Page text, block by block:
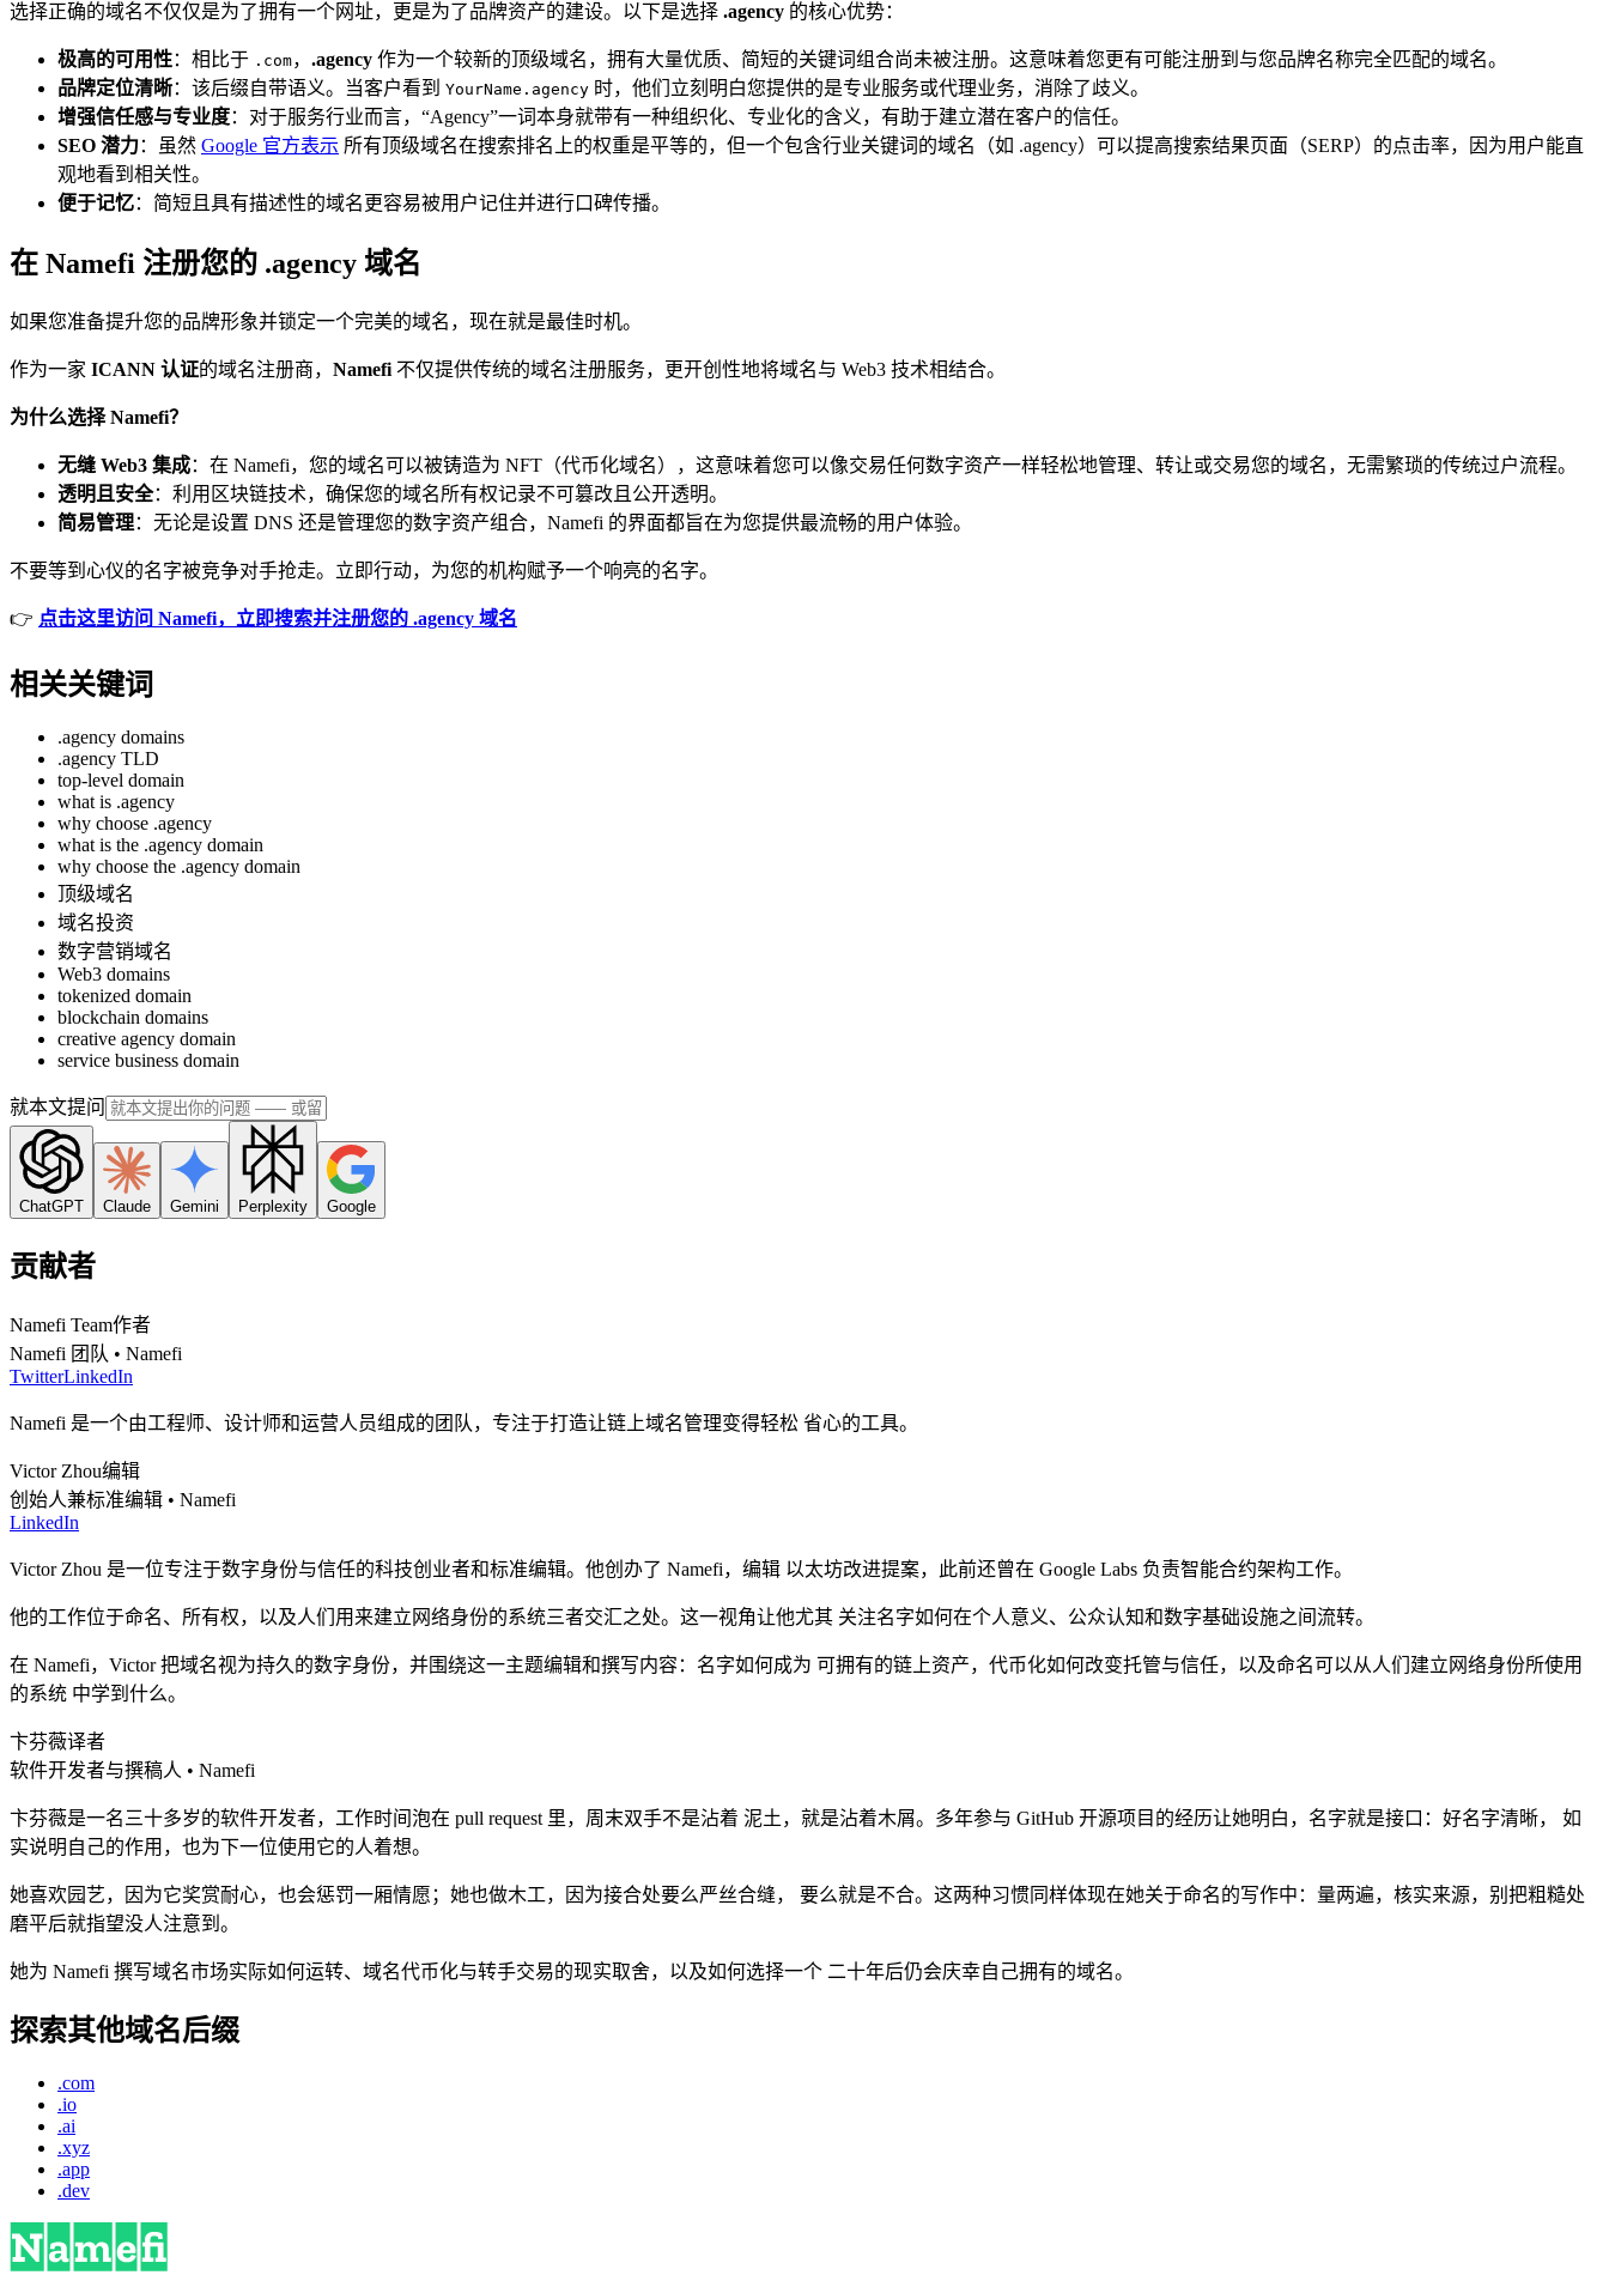
选择正确的域名不仅仅是为了拥有一个网址，更是为了品牌资产的建设。以下是选择 .agency 的核心优势：
极高的可用性：相比于 .com， .agency 作为一个较新的顶级域名，拥有大量优质、简短的关键词组合尚未被注册。这意味着您更有可能注册到与您品牌名称完全匹配的域名。
品牌定位清晰：该后缀自带语义。当客户看到 YourName.agency 时，他们立刻明白您提供的是专业服务或代理业务，消除了歧义。
增强信任感与专业度：对于服务行业而言，“Agency”一词本身就带有一种组织化、专业化的含义，有助于建立潜在客户的信任。
SEO 潜力：虽然 Google 官方表示 所有顶级域名在搜索排名上的权重是平等的，但一个包含行业关键词的域名（如 .agency）可以提高搜索结果页面（SERP）的点击率，因为用户能直
观地看到相关性。
便于记忆：简短且具有描述性的域名更容易被用户记住并进行口碑传播。
在 Namefi 注册您的 .agency 域名
如果您准备提升您的品牌形象并锁定一个完美的域名，现在就是最佳时机。
作为一家 ICANN 认证的域名注册商， Namefi 不仅提供传统的域名注册服务，更开创性地将域名与 Web3 技术相结合。
为什么选择 Namefi？
无缝 Web3 集成：在 Namefi，您的域名可以被铸造为 NFT（代币化域名），这意味着您可以像交易任何数字资产一样轻松地管理、转让或交易您的域名，无需繁琐的传统过户流程。
透明且安全：利用区块链技术，确保您的域名所有权记录不可篡改且公开透明。
简易管理：无论是设置 DNS 还是管理您的数字资产组合，Namefi 的界面都旨在为您提供最流畅的用户体验。
不要等到心仪的名字被竞争对手抢走。立即行动，为您的机构赋予一个响亮的名字。
👉 点击这里访问 Namefi，立即搜索并注册您的 .agency 域名
相关关键词
.agency domains
.agency TLD
top-level domain
what is .agency
why choose .agency
what is the .agency domain
why choose the .agency domain
顶级域名
域名投资
数字营销域名
Web3 domains
tokenized domain
blockchain domains
creative agency domain
service business domain
就本文提问
ChatGPT Claude Gemini Perplexity Google
贡献者
Namefi Team作者
Namefi 团队 • Namefi
TwitterLinkedIn
Namefi 是一个由工程师、设计师和运营人员组成的团队，专注于打造让链上域名管理变得轻松 省心的工具。
Victor Zhou编辑
创始人兼标准编辑 • Namefi
LinkedIn
Victor Zhou 是一位专注于数字身份与信任的科技创业者和标准编辑。他创办了 Namefi，编辑 以太坊改进提案，此前还曾在 Google Labs 负责智能合约架构工作。
他的工作位于命名、所有权，以及人们用来建立网络身份的系统三者交汇之处。这一视角让他尤其 关注名字如何在个人意义、公众认知和数字基础设施之间流转。
在 Namefi，Victor 把域名视为持久的数字身份，并围绕这一主题编辑和撰写内容：名字如何成为 可拥有的链上资产，代币化如何改变托管与信任，以及命名可以从人们建立网络身份所使用
的系统 中学到什么。
卞芬薇译者
软件开发者与撰稿人 • Namefi
卞芬薇是一名三十多岁的软件开发者，工作时间泡在 pull request 里，周末双手不是沾着 泥土，就是沾着木屑。多年参与 GitHub 开源项目的经历让她明白，名字就是接口：好名字清晰， 如
实说明自己的作用，也为下一位使用它的人着想。
她喜欢园艺，因为它奖赏耐心，也会惩罚一厢情愿；她也做木工，因为接合处要么严丝合缝， 要么就是不合。这两种习惯同样体现在她关于命名的写作中：量两遍，核实来源，别把粗糙处
磨平后就指望没人注意到。
她为 Namefi 撰写域名市场实际如何运转、域名代币化与转手交易的现实取舍，以及如何选择一个 二十年后仍会庆幸自己拥有的域名。
探索其他域名后缀
.com
.io
.ai
.xyz
.app
.dev